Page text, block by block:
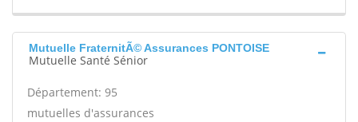
Mutuelle FraternitÃ© Assurances PONTOISE
Mutuelle Santé Sénior
Département: 95
mutuelles d'assurances